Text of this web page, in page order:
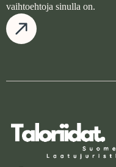
vaihtoehtoja sinulla on.